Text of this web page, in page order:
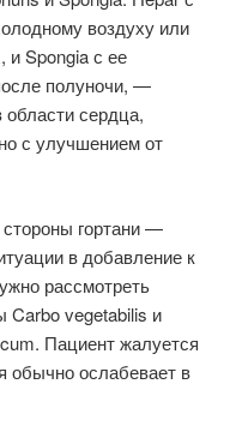
воздуху или
и Spongia с ее
полуночи, —
области сердца,
с улучшением от
гортани —
в добавление к
рас­смотреть
Carbo vegetabilis и
Пациент жалуется
обычно ослабевает в